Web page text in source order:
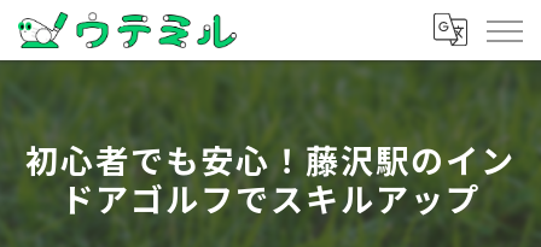
初心者でも安心！藤沢駅のイン
ドアゴルフでスキルアップ